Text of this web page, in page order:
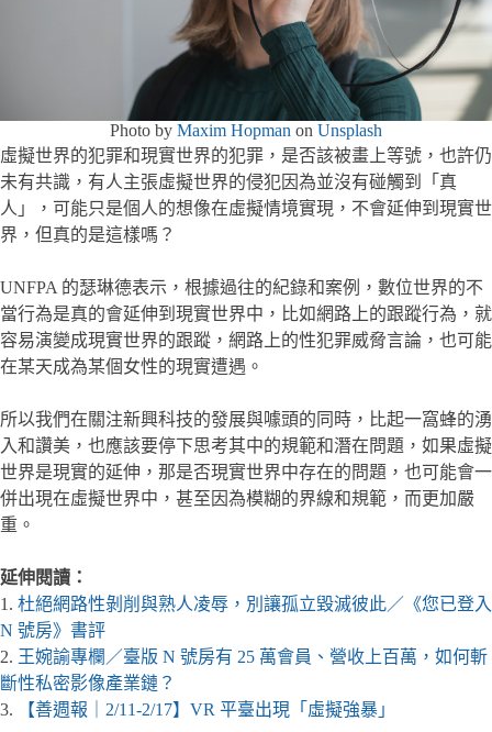
Photo by Maxim Hopman on Unsplash
虛擬世界的犯罪和現實世界的犯罪，是否該被畫上等號，也許仍
未有共識，有人主張虛擬世界的侵犯因為並沒有碰觸到「真
人」，可能只是個人的想像在虛擬情境實現，不會延伸到現實世
界，但真的是這樣嗎？
UNFPA 的瑟琳德表示，根據過往的紀錄和案例，數位世界的不
當行為是真的會延伸到現實世界中，比如網路上的跟蹤行為，就
容易演變成現實世界的跟蹤，網路上的性犯罪威脅言論，也可能
在某天成為某個女性的現實遭遇。
所以我們在關注新興科技的發展與噱頭的同時，比起一窩蜂的湧
入和讚美，也應該要停下思考其中的規範和潛在問題，如果虛擬
世界是現實的延伸，那是否現實世界中存在的問題，也可能會一
併出現在虛擬世界中，甚至因為模糊的界線和規範，而更加嚴
重。
延伸閱讀：
1. 杜絕網路性剝削與熟人凌辱，別讓孤立毀滅彼此／《您已登入
N 號房》書評
2. 王婉諭專欄／臺版 N 號房有 25 萬會員、營收上百萬，如何斬
斷性私密影像產業鏈？
3.
【善週報｜2/11-2/17】VR 平臺出現「虛擬強暴」